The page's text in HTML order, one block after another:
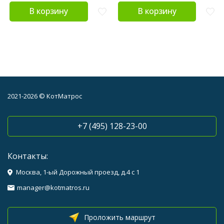
В корзину В корзину
2021-2026 © КотМатрос
+7 (495) 128-23-00
Контакты:
Москва, 1-ый Дорожный проезд, д.4 с 1
manager@kotmatros.ru
Проложить маршрут